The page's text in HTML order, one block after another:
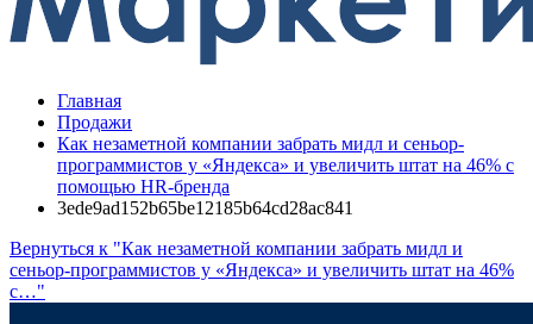
Главная
Продажи
Как незаметной компании забрать мидл и сеньор-
программистов у «Яндекса» и увеличить штат на 46% с
помощью HR-бренда
3ede9ad152b65be12185b64cd28ac841
Вернуться к "Как незаметной компании забрать мидл и
сеньор-программистов у «Яндекса» и увеличить штат на 46%
с…"